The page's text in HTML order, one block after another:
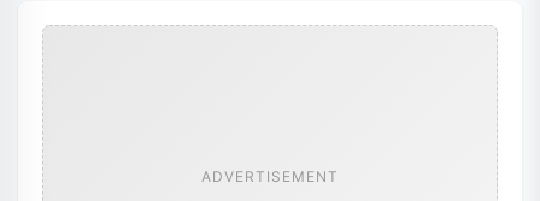
ADVERTISEMENT